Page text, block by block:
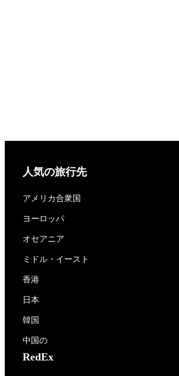
人気の旅行先
アメリカ合衆国
ヨーロッパ
オセアニア
ミドル・イースト
香港
日本
韓国
中国の
RedEx